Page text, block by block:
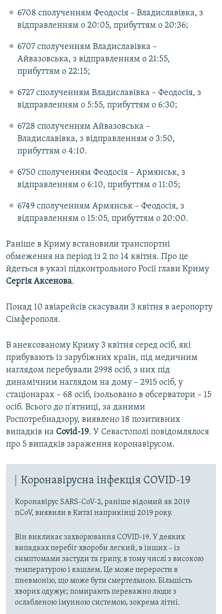
6708 сполученням Феодосія – Владиславівка, з
відправленням о 20:05, прибуттям о 20:36;
6707 сполученням Владиславівка –
Айвазовська, з відправленням о 21:55,
прибуттям о 22:15;
6727 сполученням Владиславівка – Феодосія, з
відправленням о 5:55, прибуттям о 6:30;
6728 сполученням Айвазовська –
Владиславівка, з відправленням о 3:50,
прибуттям о 4:10.
6750 сполученням Феодосія – Армянськ, з
відправленням о 6:10, прибуттям о 11:05;
6749 сполученням Армянськ – Феодосія, з
відправленням о 15:05, прибуттям о 20:00.
Раніше в Криму встановили транспортні
обмеження на період із 2 по 14 квітня. Про це
йдеться в указі підконтрольного Росії глави Криму
Сергія Аксенова.
Понад 10 авіарейсів скасували 3 квітня в аеропорту
Сімферополя.
В анексованому Криму 3 квітня серед осіб, які
прибувають із зарубіжних країн, під медичним
наглядом перебували 2998 осіб, з них під
динамічним наглядом на дому – 2915 осіб, у
стаціонарах – 68 осіб, ізольовано в обсерватори – 15
осіб. Всього до п'ятниці, за даними
Роспотребнадзору, виявлено 18 позитивних
випадків на Covid-19. У Севастополі повідомлялося
про 5 випадків зараження коронавірусом.
Коронавірусна інфекція COVID-19
Коронавірус SARS-CoV-2, раніше відомий як 2019
nCoV, виявили в Китаї наприкінці 2019 року.
Він викликає захворювання COVID-19. У деяких
випадках перебіг хвороби легкий, в інших – із
симптомами застуди та грипу, в тому числі з високою
температурою і кашлем. Це може перерости в
пневмонію, що може бути смертельною. Більшість
хворих одужує; помирають переважно люди з
ослабленою імунною системою, зокрема літні.